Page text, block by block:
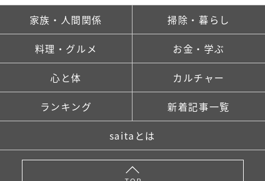
家族・人間関係 掃除・暮らし
料理・グルメ お金・学ぶ
心と体 カルチャー
ランキング 新着記事一覧
saitaとは